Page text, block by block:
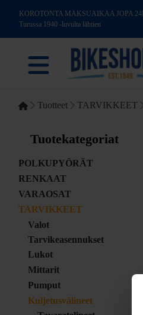
KOROTONTA MAKSUAIKAA JOPA
Turussa 1940 -luvulta lähtien
Tuotteet TARVIKKEET
Tuotekategoriat
POLKUPYÖRÄT
RENKAAT
VARAOSAT
TARVIKKEET
Valot
Tarvikeasennukset
Lukot
Mittarit
Pumput
Kuljetusvälineet